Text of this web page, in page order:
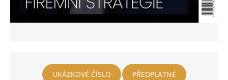
UKÁZKOVÉ ČÍSLO PŘEDPLATNÉ